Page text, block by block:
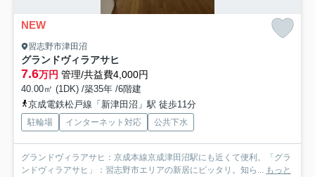
NEW
習志野市津田沼
グランドヴィラアサヒ
7.6万円 管理/共益費4,000円
40.00㎡ (1DK) /築35年 /6階建
京成電鉄松戸線「新津田沼」駅 徒歩11分
駐輪場 インターネット対応 公共下水
グランドヴィラアサヒ：京成本線京成津田沼駅にも近くて便利。「グラ
ンドヴィラアサヒ」：習志野市エリアの新居にピッタリ。知ら... もっと